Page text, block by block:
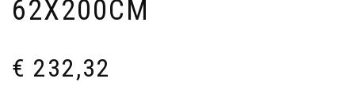
62X200CM
€ 232,32